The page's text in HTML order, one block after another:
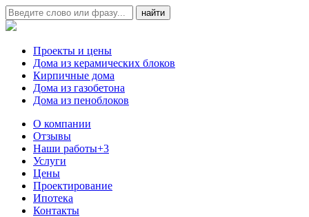
Проекты и цены
Дома из керамических блоков
Кирпичные дома
Дома из газобетона
Дома из пеноблоков
О компании
Отзывы
Наши работы+3
Услуги
Цены
Проектирование
Ипотека
Контакты